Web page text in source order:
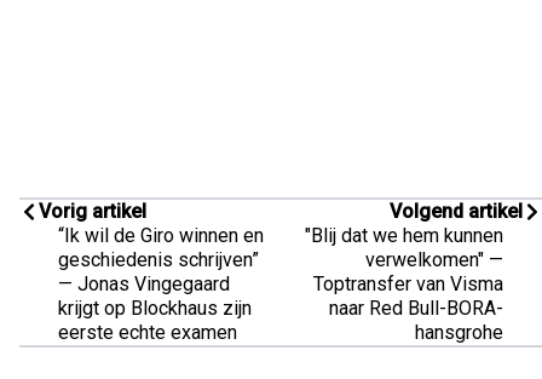
Vorig artikel
“Ik wil de Giro winnen en
geschiedenis schrijven”
— Jonas Vingegaard
krijgt op Blockhaus zijn
eerste echte examen
Volgend artikel
"Blij dat we hem kunnen
verwelkomen" —
Toptransfer van Visma
naar Red Bull-BORA-
hansgrohe